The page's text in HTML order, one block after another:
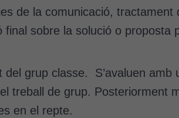
de la comunicació,
sobre la solució o proposta
grup classe. S’avaluen
treball de grup. Posteriorment
en el repte.